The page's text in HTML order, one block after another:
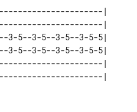
|
|
3-5--3-5--3-5--3-5-5|
3-5--3-5--3-5--3-5-5|
|